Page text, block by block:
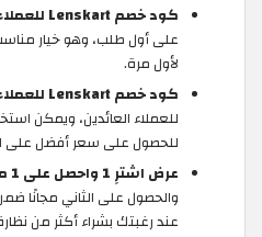
كود خصم Lenskart للعملاء الجدد ():
على أول طلب، وهو خيار
لأول مرة.
كود خصم Lenskart للعملاء الحاليين ():
للعملاء العائدين، ويمكن
للحصول على سعر أفضل على
عرض اشترِ 1 واحصل على 1 مجانًا:
والحصول على الثاني مجانًا
عند رغبتك بشراء أكثر من